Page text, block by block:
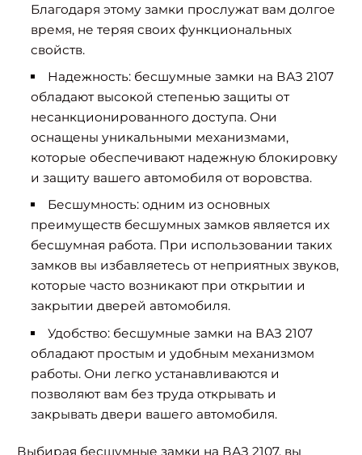
Благодаря этому замки прослужат вам долгое
время, не теряя своих функциональных
свойств.
Надежность: бесшумные замки на ВАЗ 2107
обладают высокой степенью защиты от
несанкционированного доступа. Они
оснащены уникальными механизмами,
которые обеспечивают надежную блокировку
и защиту вашего автомобиля от воровства.
Бесшумность: одним из основных
преимуществ бесшумных замков является их
бесшумная работа. При использовании таких
замков вы избавляетесь от неприятных звуков,
которые часто возникают при открытии и
закрытии дверей автомобиля.
Удобство: бесшумные замки на ВАЗ 2107
обладают простым и удобным механизмом
работы. Они легко устанавливаются и
позволяют вам без труда открывать и
закрывать двери вашего автомобиля.
Выбирая бесшумные замки на ВАЗ 2107, вы